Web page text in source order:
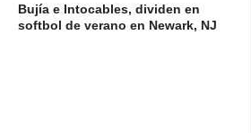
Bujía e Intocables, dividen en
softbol de verano en Newark, NJ